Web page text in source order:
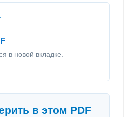
в новой вкладке.
в этом PDF